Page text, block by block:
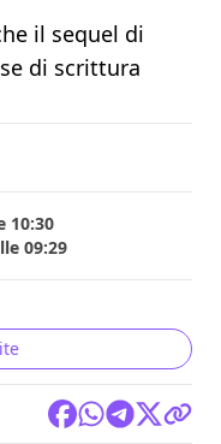
il sequel di
di scrittura
10:30
09:29